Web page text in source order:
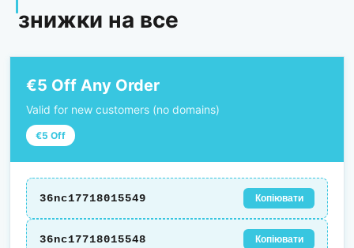
знижки на все
€5 Off Any Order
Valid for new customers (no domains)
€5 Off
36nc17718015549 Копіювати
36nc17718015548 Копіювати